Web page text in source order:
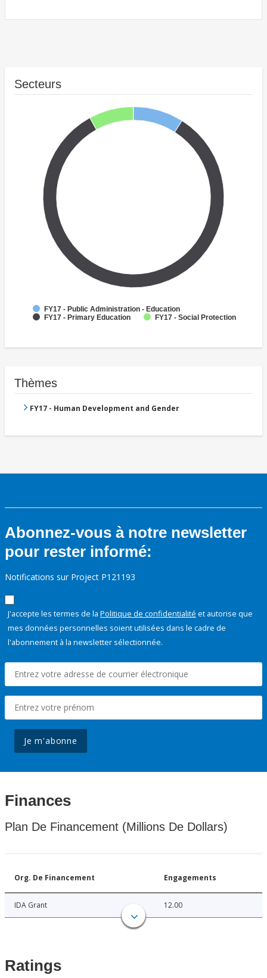
Secteurs
FY17 - Public Administration - Education
FY17 - Primary Education
FY17 - Social Protection
Thèmes
FY17 - Human Development and Gender
Abonnez-vous à notre newsletter
pour rester informé:
Notifications sur Project P121193
J'accepte les termes de la Politique de confidentialité et autorise que
mes données personnelles soient utilisées dans le cadre de
l'abonnement à la newsletter sélectionnée.
Je m'abonne
Finances
Plan De Financement (Millions De Dollars)
Org. De Financement Engagements
IDA Grant 12.00
Ratings